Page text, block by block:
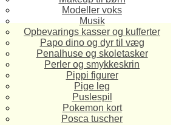
Modeller voks
Musik
Opbevarings kasser og kufferter
Papo dino og dyr til væg
Penalhuse og skoletasker
Perler og smykkeskrin
Pippi figurer
Pige leg
Puslespil
Pokemon kort
Posca tuscher